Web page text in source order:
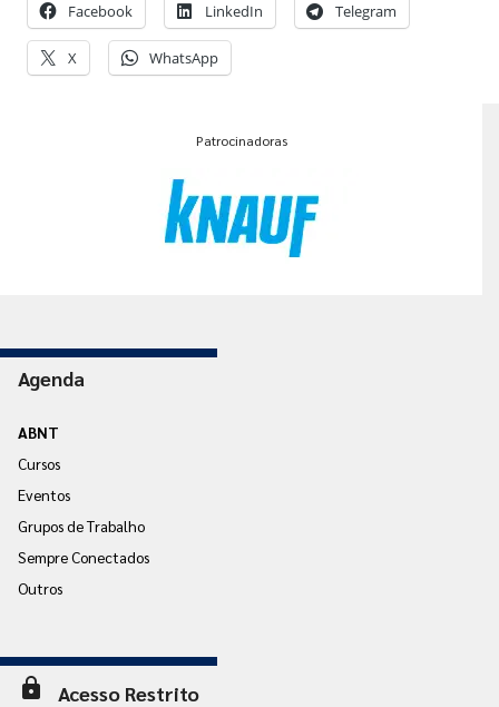
Facebook LinkedIn Telegram
X WhatsApp
Patrocinadoras
Agenda
ABNT
Cursos
Eventos
Grupos de Trabalho
Sempre Conectados
Outros
lock Acesso Restrito